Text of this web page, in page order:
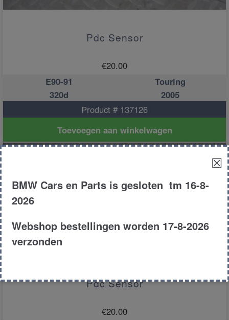
Pdc Sensor
€20.00
E90-91
Touring
320d
2005
Product # 137126
Toevoegen aan winkelwagen
Pdc Sensor
€20.00
☒
BMW Cars en Parts is gesloten tm 16-8-
2026
Webshop bestellingen worden 17-8-2026
verzonden